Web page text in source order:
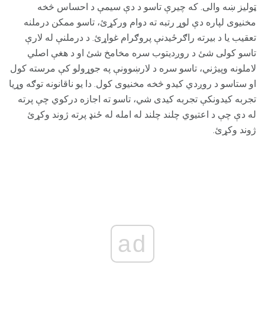
ټولیز ښه والی. که چیرې تاسو د دې سیمې د احساس څخه
مخنیوی لپاره دې لوړ رتبه ته دوام ورکړئ، تاسو ممکن درملنه
تعقیب یا د بیرته راګرځیدنې پروګرام غواړئ. د درملنې له لارې
تاسو کولی شئ د روږديتوب سره مخامخ شئ او د هغې اصلي
لاملونه وپیژني، تاسو سره د لارښوونې په جوړولو کې مرسته کول
او ستاسو د روږدي کیدو څخه مخنیوی کول. دا یو ناقانونه توګه وړیا
تجربه کیدونکې تجربه کیدی شي، تاسو ته اجازه درکوي چې پرته
له دې چې د اعتیوي چلند چلند له امله له ځنډ پرته ژوند وکړئ
ژوند وکړئ.
ad